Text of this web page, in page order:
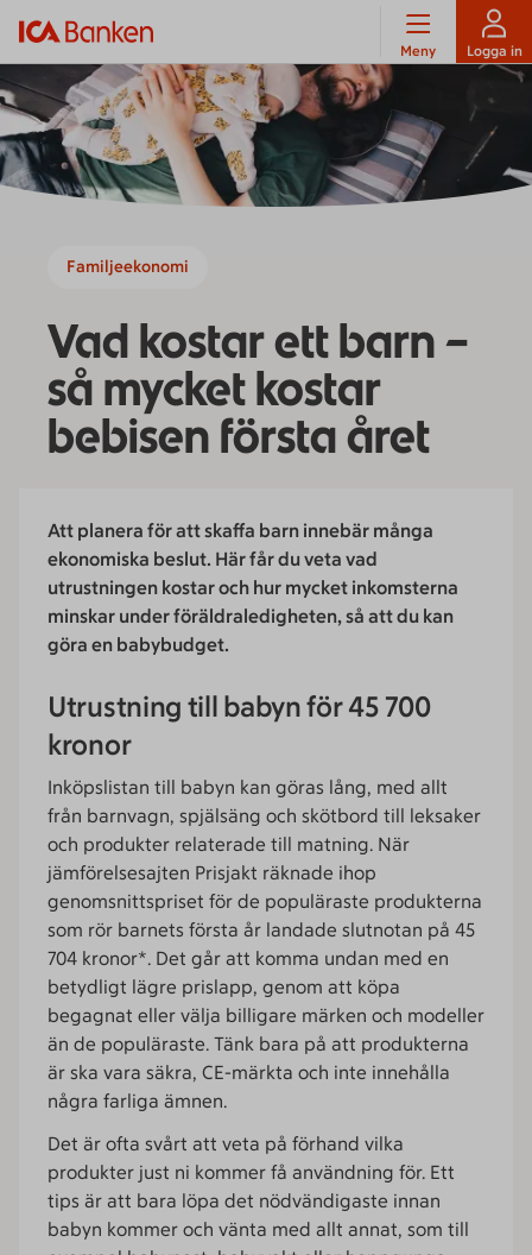
Meny Logga in
Familjeekonomi
Vad kostar ett barn –
så mycket kostar
bebisen första året
Att planera för att skaffa barn innebär många
ekonomiska beslut. Här får du veta vad
utrustningen kostar och hur mycket inkomsterna
minskar under föräldraledigheten, så att du kan
göra en babybudget.
Utrustning till babyn för 45 700
kronor
Inköpslistan till babyn kan göras lång, med allt
från barnvagn, spjälsäng och skötbord till leksaker
och produkter relaterade till matning. När
jämförelsesajten Prisjakt räknade ihop
genomsnittspriset för de populäraste produkterna
som rör barnets första år landade slutnotan på 45
704 kronor*. Det går att komma undan med en
betydligt lägre prislapp, genom att köpa
begagnat eller välja billigare märken och modeller
än de populäraste. Tänk bara på att produkterna
är ska vara säkra, CE-märkta och inte innehålla
några farliga ämnen.
Det är ofta svårt att veta på förhand vilka
produkter just ni kommer få användning för. Ett
tips är att bara löpa det nödvändigaste innan
babyn kommer och vänta med allt annat, som till